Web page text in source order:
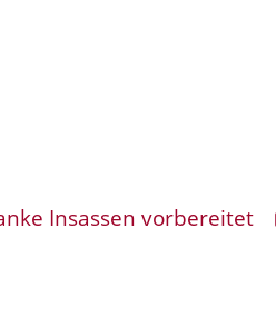
Insassen vorbereitet